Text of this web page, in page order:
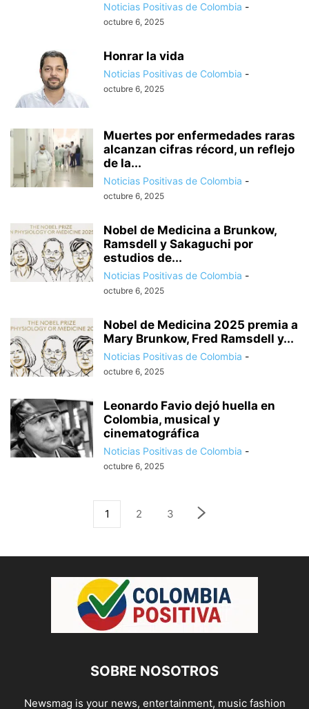
Noticias Positivas de Colombia -
octubre 6, 2025
Honrar la vida
Noticias Positivas de Colombia -
octubre 6, 2025
Muertes por enfermedades raras
alcanzan cifras récord, un reflejo
de la...
Noticias Positivas de Colombia -
octubre 6, 2025
Nobel de Medicina a Brunkow,
Ramsdell y Sakaguchi por
estudios de...
Noticias Positivas de Colombia -
octubre 6, 2025
Nobel de Medicina 2025 premia a
Mary Brunkow, Fred Ramsdell y...
Noticias Positivas de Colombia -
octubre 6, 2025
Leonardo Favio dejó huella en
Colombia, musical y
cinematográfica
Noticias Positivas de Colombia -
octubre 6, 2025
1 2 3
SOBRE NOSOTROS
Newsmag is your news, entertainment, music fashion